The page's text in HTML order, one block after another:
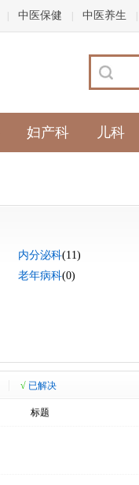
中医保健 中医养生
妇产科 儿科
内分泌科(11)
老年病科(0)
√ 已解决
标题